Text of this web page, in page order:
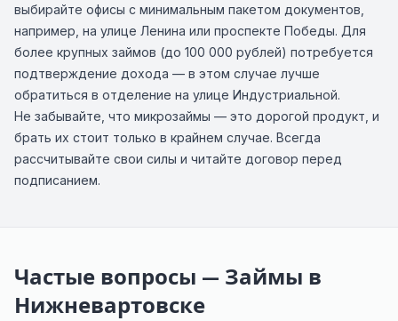
выбирайте офисы с минимальным пакетом документов,
например, на улице Ленина или проспекте Победы. Для
более крупных займов (до 100 000 рублей) потребуется
подтверждение дохода — в этом случае лучше
обратиться в отделение на улице Индустриальной.
Не забывайте, что микрозаймы — это дорогой продукт, и
брать их стоит только в крайнем случае. Всегда
рассчитывайте свои силы и читайте договор перед
подписанием.
Частые вопросы — Займы в
Нижневартовске